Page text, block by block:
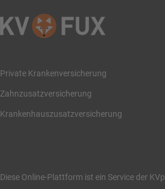
Private Krankenversicherung
Zahnzusatzversicherung
Krankenhauszusatzversicherung
Diese Online-Plattform ist ein Service der